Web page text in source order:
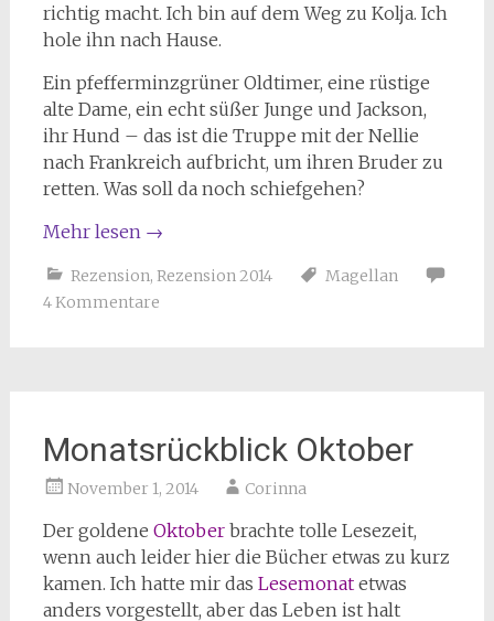
richtig macht. Ich bin auf dem Weg zu Kolja. Ich
hole ihn nach Hause.
Ein pfefferminzgrüner Oldtimer, eine rüstige
alte Dame, ein echt süßer Junge und Jackson,
ihr Hund – das ist die Truppe mit der Nellie
nach Frankreich aufbricht, um ihren Bruder zu
retten. Was soll da noch schiefgehen?
Mehr lesen →
Rezension, Rezension 2014
Magellan
4 Kommentare
Monatsrückblick Oktober
November 1, 2014 Corinna
Der goldene Oktoberbrachte tolle Lesezeit,
wenn auch leider hier die Bücher etwas zu kurz
kamen. Ich hatte mir das Lesemonatetwas
anders vorgestellt, aber das Leben ist halt